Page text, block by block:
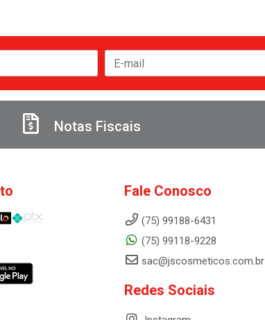
Notas Fiscais
Fale Conosco
(75) 99188-6431
(75) 99118-9228
sac@jscosmeticos.com.br
Redes Sociais